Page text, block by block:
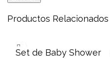
Productos Relacionados
Set de Baby Shower